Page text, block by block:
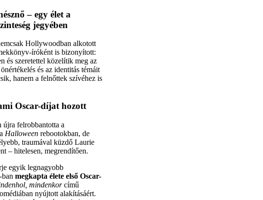
– egy élet a
jegyében
Hollywoodban alkotott
íróként is bizonyított:
és szeretettel közelítik meg az
és az identitás témáit
hanem a felnőttek szívéhez is
Oscar-díjat hozott
felrobbantotta a
Halloweenrebootokban, de
traumával küzdő Laurie
– hitelesen, megrendítően.
egyik legnagyobb
megkapta élete első Oscar-
mindenkorcímű
nyújtott alakításáért.